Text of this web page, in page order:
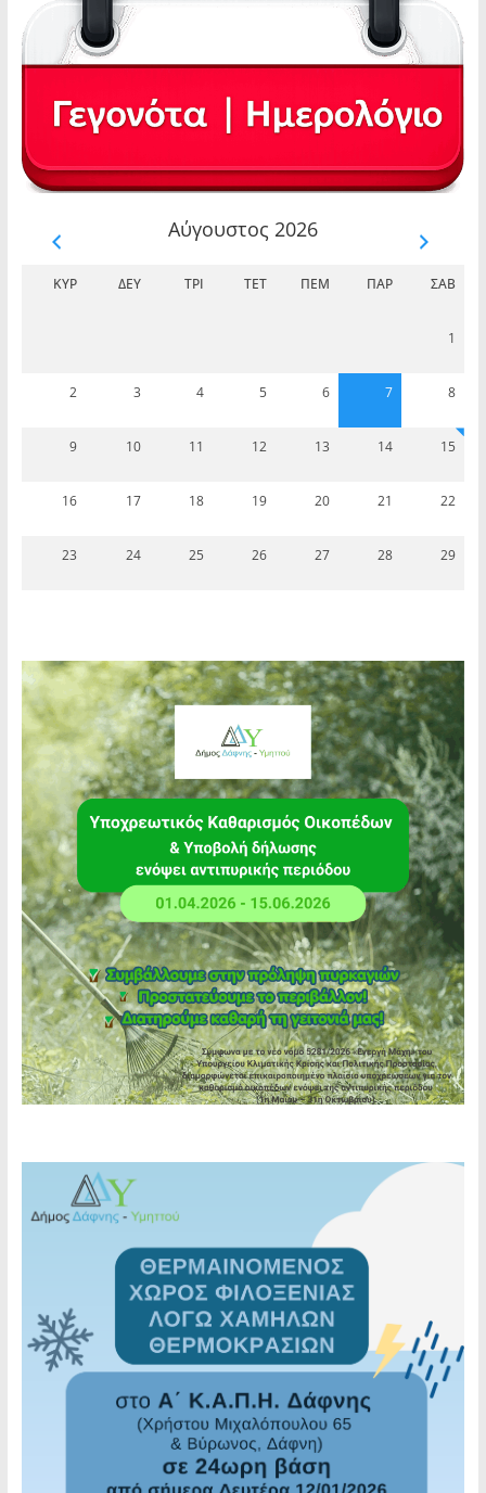
Αύγουστος 2026
ΚΥΡ ΔΕΥ ΤΡΊ ΤΕΤ ΠΈΜ ΠΑΡ ΣΆΒ
1
2 3 4 5 6 7 8
9 10 11 12 13 14 15
16 17 18 19 20 21 22
23 24 25 26 27 28 29